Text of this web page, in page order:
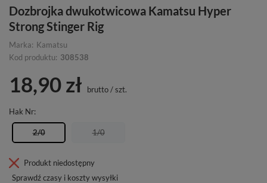
Dozbrojka dwukotwicowa Kamatsu Hyper
Strong Stinger Rig
Marka: Kamatsu
Kod produktu: 308538
18,90 zł brutto/szt.
Hak Nr
2/0 1/0
Produkt niedostępny
Sprawdź czasy i koszty wysyłki